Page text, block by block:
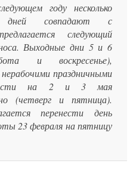
году несколько
дней совпадают с
следующий
Выходные дни 5 и 6
и воскресенье),
праздничными
на 2 и 3 мая
(четверг и пятница).
перенести день
23 февраля на пятницу